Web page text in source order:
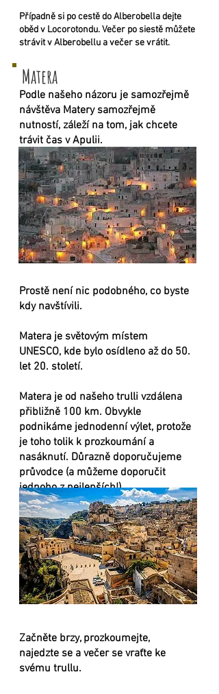
Případně si po cestě do Alberobella dejte
oběd v Locorotondu. Večer po siestě můžete
strávit v Alberobellu a večer se vrátit.
Matera
Podle našeho názoru je samozřejmě
návštěva Matery samozřejmě
nutností, záleží na tom, jak chcete
trávit čas v Apulii.
Prostě není nic podobného, ​​co byste
kdy navštívili.
Matera je světovým místem
UNESCO, kde bylo osídleno až do 50.
let 20. století.
Matera je od našeho trulli vzdálena
přibližně 100 km. Obvykle
podnikáme jednodenní výlet, protože
je toho tolik k prozkoumání a
nasáknutí. Důrazně doporučujeme
průvodce (a můžeme doporučit
jednoho z nejlepších!)
Začněte brzy, prozkoumejte,
najedzte se a večer se vraťte ke
svému trullu.